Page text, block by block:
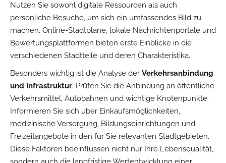
Nutzen Sie sowohl digitale Ressourcen als auch
persönliche Besuche, um sich ein umfassendes Bild zu
machen. Online-Stadtpläne, lokale Nachrichtenportale und
Bewertungsplattformen bieten erste Einblicke in die
verschiedenen Stadtteile und deren Charakteristika.
Besonders wichtig ist die Analyse der Verkehrsanbindung
und Infrastruktur. Prüfen Sie die Anbindung an öffentliche
Verkehrsmittel, Autobahnen und wichtige Knotenpunkte.
Informieren Sie sich über Einkaufsmöglichkeiten,
medizinische Versorgung, Bildungseinrichtungen und
Freizeitangebote in den für Sie relevanten Stadtgebieten.
Diese Faktoren beeinflussen nicht nur Ihre Lebensqualität,